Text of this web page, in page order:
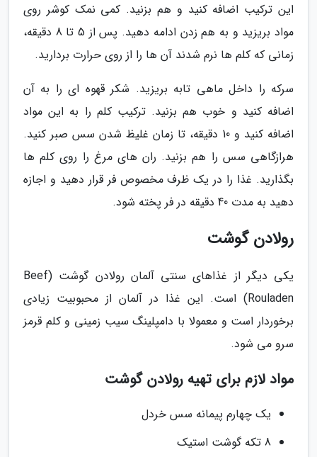
این ترکیب اضافه کنید و هم بزنید. کمی نمک کوشر روی
مواد بریزید و به هم زدن ادامه دهید. پس از 5 تا 8 دقیقه،
زمانی که کلم ها نرم شدند آن ها را از روی حرارت بردارید.
سرکه را داخل ماهی تابه بریزید. شکر قهوه ای را به آن
اضافه کنید و خوب هم بزنید. ترکیب کلم را به این مواد
اضافه کنید و 10 دقیقه، تا زمان غلیظ شدن سس صبر کنید.
هرازگاهی سس را هم بزنید. ران های مرغ را روی کلم ها
بگذارید. غذا را در یک ظرف مخصوص فر قرار دهید و اجازه
دهید به مدت 40 دقیقه در فر پخته شود.
رولادن گوشت
یکی دیگر از غذاهای سنتی آلمان رولادن گوشت (Beef
Rouladen) است. این غذا در آلمان از محبوبیت زیادی
برخوردار است و معمولا با دامپلینگ سیب زمینی و کلم قرمز
سرو می شود.
مواد لازم برای تهیه رولادن گوشت
یک چهارم پیمانه سس خردل
8 تکه گوشت استیک